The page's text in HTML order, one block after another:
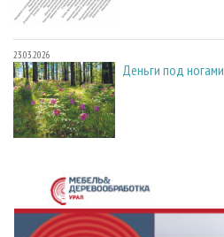
23.03.2026
Деньги под ногами